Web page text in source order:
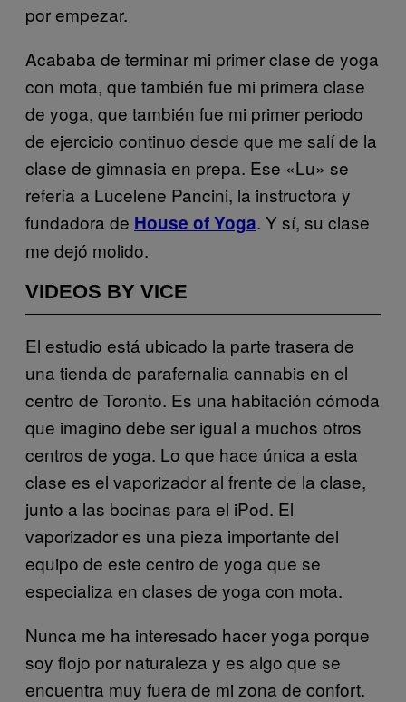
por empezar.
Acababa de terminar mi primer clase de yoga
con mota, que también fue mi primera clase
de yoga, que también fue mi primer periodo
de ejercicio continuo desde que me salí de la
clase de gimnasia en prepa. Ese «Lu» se
refería a Lucelene Pancini, la instructora y
fundadora de House of Yoga. Y sí, su clase
me dejó molido.
VIDEOS BY VICE
El estudio está ubicado la parte trasera de
una tienda de parafernalia cannabis en el
centro de Toronto. Es una habitación cómoda
que imagino debe ser igual a muchos otros
centros de yoga. Lo que hace única a esta
clase es el vaporizador al frente de la clase,
junto a las bocinas para el iPod. El
vaporizador es una pieza importante del
equipo de este centro de yoga que se
especializa en clases de yoga con mota.
Nunca me ha interesado hacer yoga porque
soy flojo por naturaleza y es algo que se
encuentra muy fuera de mi zona de confort.